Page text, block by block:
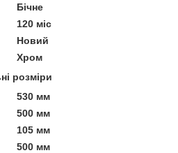
Бічне
120 міс
Новий
Хром
розміри
530 мм
500 мм
105 мм
500 мм